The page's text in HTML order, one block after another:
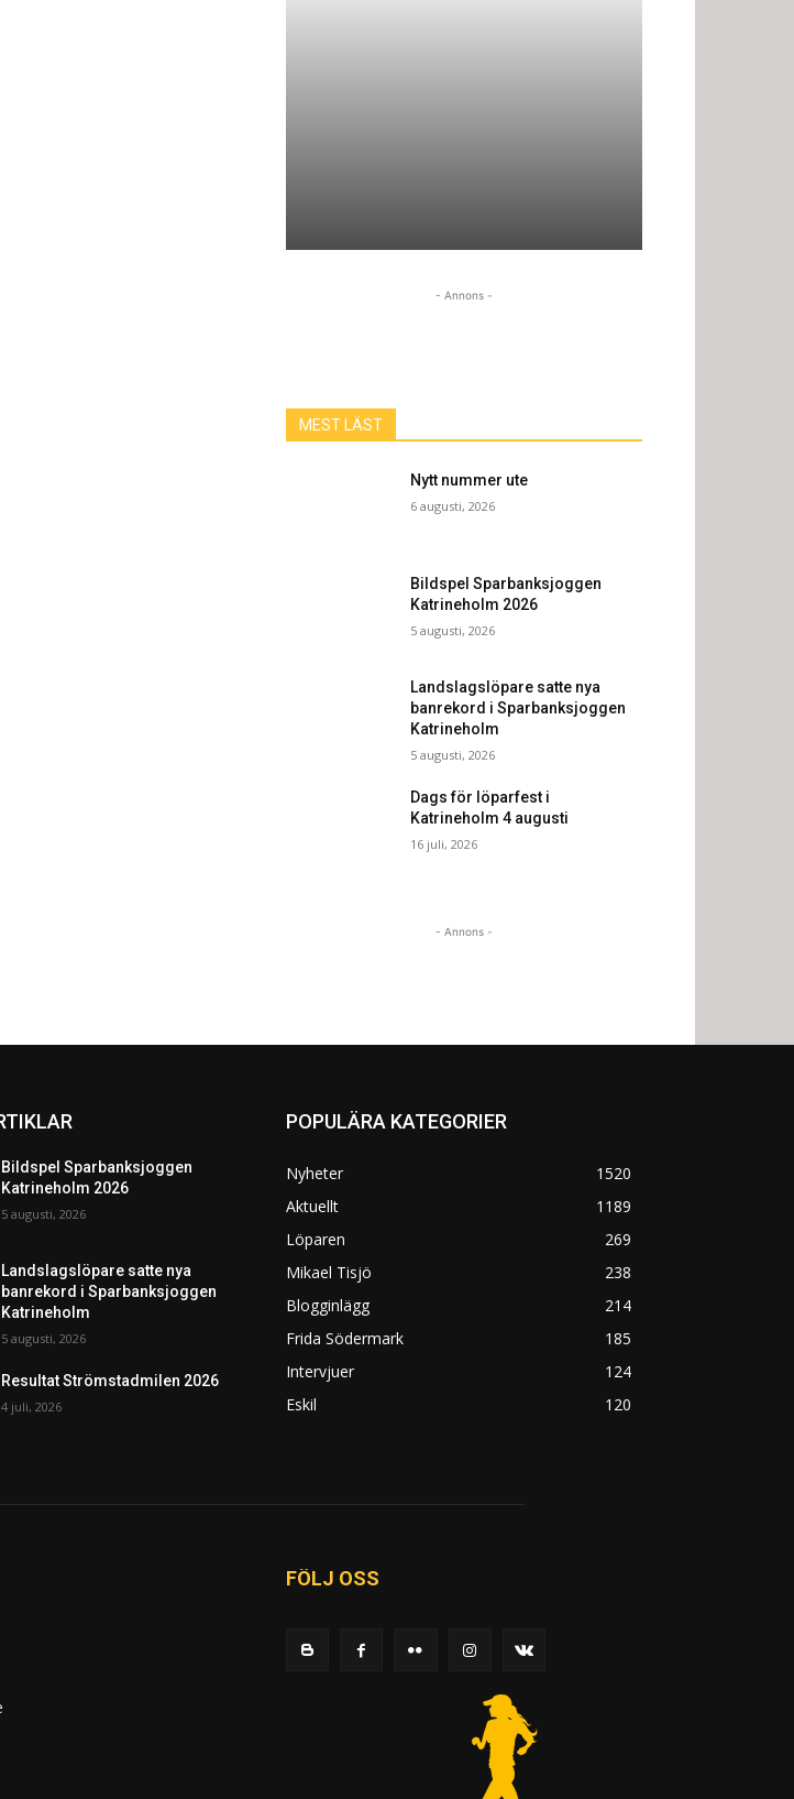
- Annons -
MEST LÄST
Nytt nummer ute
6 augusti, 2026
Bildspel Sparbanksjoggen
Katrineholm 2026
5 augusti, 2026
Landslagslöpare satte nya
banrekord i Sparbanksjoggen
Katrineholm
5 augusti, 2026
Dags för löparfest i
Katrineholm 4 augusti
16 juli, 2026
- Annons -
Bildspel Sparbanksjoggen
Katrineholm 2026
5 augusti, 2026
Landslagslöpare satte nya
banrekord i Sparbanksjoggen
Katrineholm
5 augusti, 2026
Resultat Strömstadmilen 2026
4 juli, 2026
POPULÄRA KATEGORIER
Nyheter
1520
Aktuellt
1189
Löparen
269
Mikael Tisjö
238
Blogginlägg
214
Frida Södermark
185
Intervjuer
124
Eskil
120
FÖLJ OSS